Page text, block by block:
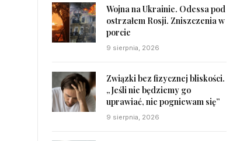
Wojna na Ukrainie. Odessa pod
ostrzałem Rosji. Zniszczenia w
porcie
9 sierpnia, 2026
Związki bez fizycznej bliskości.
„Jeśli nie będziemy go
uprawiać, nie pogniewam się”
9 sierpnia, 2026